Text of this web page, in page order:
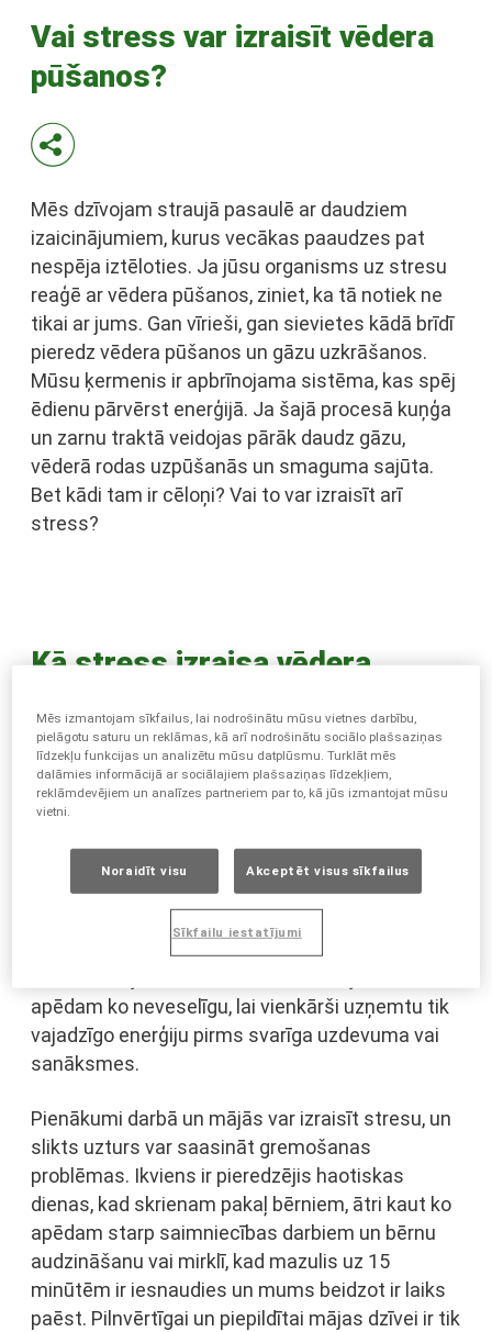
Vai stress var izraisīt vēdera
pūšanos?
Mēs dzīvojam straujā pasaulē ar daudziem
izaicinājumiem, kurus vecākas paaudzes pat
nespēja iztēloties. Ja jūsu organisms uz stresu
reaģē ar vēdera pūšanos, ziniet, ka tā notiek ne
tikai ar jums. Gan vīrieši, gan sievietes kādā brīdī
pieredz vēdera pūšanos un gāzu uzkrāšanos.
Mūsu ķermenis ir apbrīnojama sistēma, kas spēj
ēdienu pārvērst enerģijā. Ja šajā procesā kuņģa
un zarnu traktā veidojas pārāk daudz gāzu,
vēderā rodas uzpūšanās un smaguma sajūta.
Bet kādi tam ir cēloņi? Vai to var izraisīt arī
stress?
Kā stress izraisa vēdera
strādājam arī pa naktīm, lai pabeigtu projektus,
ēdam vēlu vakarā pēc garas darbadienas vai pēc
Reizēm drudžainā dienā mēs pusdienas apēdam
apēdam ko neveselīgu, lai vienkārši uzņemtu tik
vajadzīgo enerģiju pirms svarīga uzdevuma vai
sanāksmes.
Pienākumi darbā un mājās var izraisīt stresu, un
slikts uzturs var saasināt gremošanas
problēmas. Ikviens ir pieredzējis haotiskas
dienas, kad skrienam pakaļ bērniem, ātri kaut ko
apēdam starp saimniecības darbiem un bērnu
audzināšanu vai mirklī, kad mazulis uz 15
minūtēm ir iesnaudies un mums beidzot ir laiks
paēst. Pilnvērtīgai un piepildītai mājas dzīvei ir tik
Mēs izmantojam sīkfailus, lai nodrošinātu mūsu vietnes darbību,
pielāgotu saturu un reklāmas, kā arī nodrošinātu sociālo plašsaziņas
līdzekļu funkcijas un analizētu mūsu datplūsmu. Turklāt mēs
dalāmies informācijā ar sociālajiem plašsaziņas līdzekļiem,
reklāmdevējiem un analīzes partneriem par to, kā jūs izmantojat mūsu
vietni.
Noraidīt visu Akceptēt visus sīkfailus
Sīkfailu iestatījumi